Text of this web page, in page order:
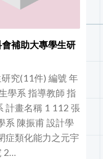
補助大專學生研
究(11件) 編號 年
學系 指導教師 指
計畫名稱 1 112 張
系 陳振甫 設計學
症類化能力之元宇
2…